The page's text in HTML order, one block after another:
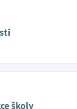
školy